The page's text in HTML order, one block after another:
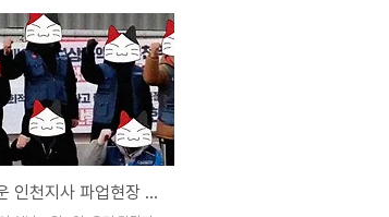
CJ 대한통운 인천지사 파업현장 연대, 참여 보고―합법이든, 불법이든, 투쟁!